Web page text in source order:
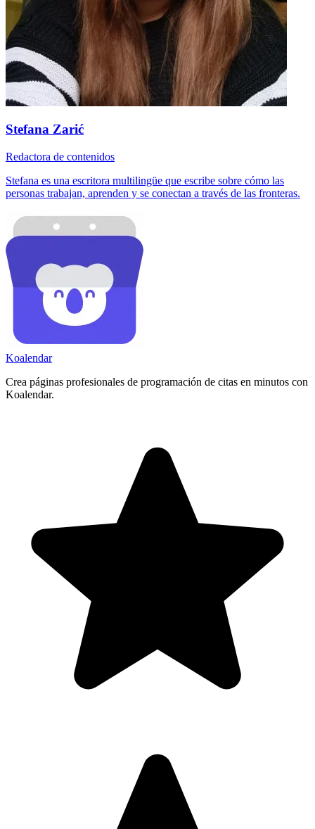
Stefana Zarić
Redactora de contenidos
Stefana es una escritora multilingüe que escribe sobre cómo las
personas trabajan, aprenden y se conectan a través de las fronteras.
Koalendar
Crea páginas profesionales de programación de citas en minutos con
Koalendar.